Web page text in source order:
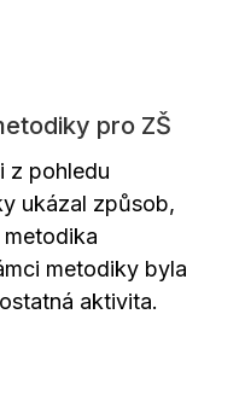
pro ZŠ
z pohledu
ukázal způsob,
metodiky byla
aktivita.